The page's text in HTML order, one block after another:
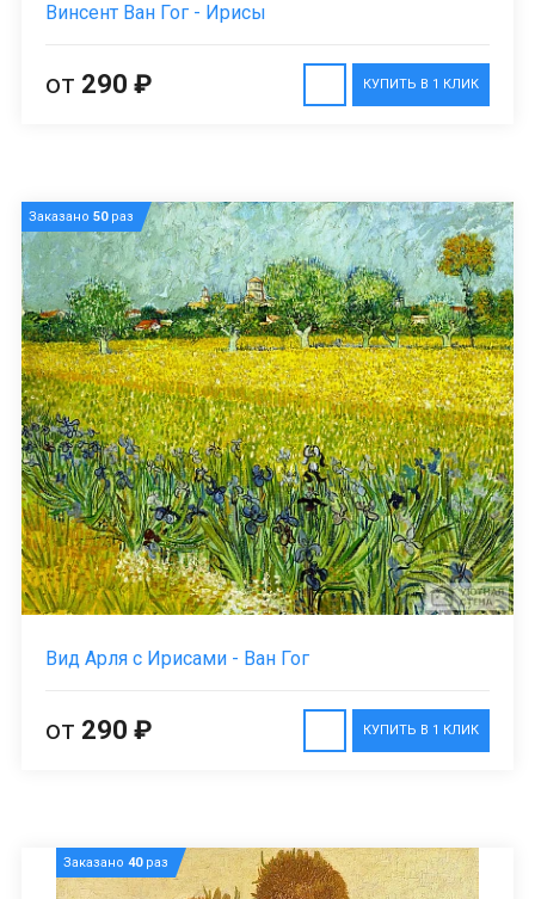
Винсент Ван Гог - Ирисы
КУПИТЬ В 1 КЛИК
от 290 ₽
Заказано 50раз
Вид Арля с Ирисами - Ван Гог
КУПИТЬ В 1 КЛИК
от 290 ₽
Заказано 40раз